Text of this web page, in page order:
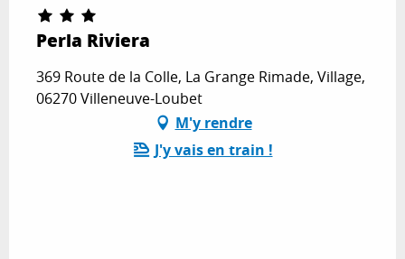
Perla Riviera
369 Route de la Colle, La Grange Rimade, Village,
06270 Villeneuve-Loubet
M'y rendre
J'y vais en train !